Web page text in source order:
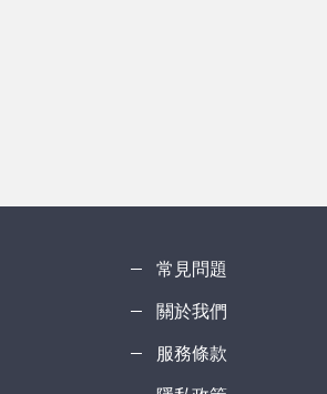
常見問題
關於我們
服務條款